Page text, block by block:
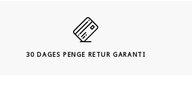
30 DAGES PENGE RETUR GARANTI